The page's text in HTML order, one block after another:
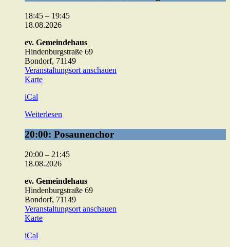
Instrumental-
Ausbildung
18:45 – 19:45
18.08.2026
ev. Gemeindehaus
Hindenburgstraße 69
Bondorf, 71149
Veranstaltungsort anschauen
Karteev.
iCal
Weiterlesen
20:00:
Posaunenchor
20:00: Posaunenchor
20:00 – 21:45
18.08.2026
ev. Gemeindehaus
Hindenburgstraße 69
Bondorf, 71149
Veranstaltungsort anschauen
Karteev.
iCal